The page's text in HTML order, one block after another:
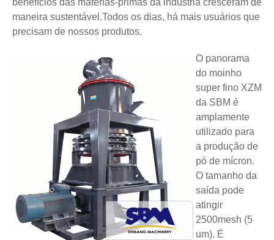
benefícios das matérias-primas da indústria cresceram de
maneira sustentável.Todos os dias, há mais usuários que
precisam de nossos produtos.
O panorama
do moinho
super fino XZM
da SBM é
amplamente
utilizado para
a produção de
pó de mícron.
O tamanho da
saída pode
atingir
2500mesh (5
um). É